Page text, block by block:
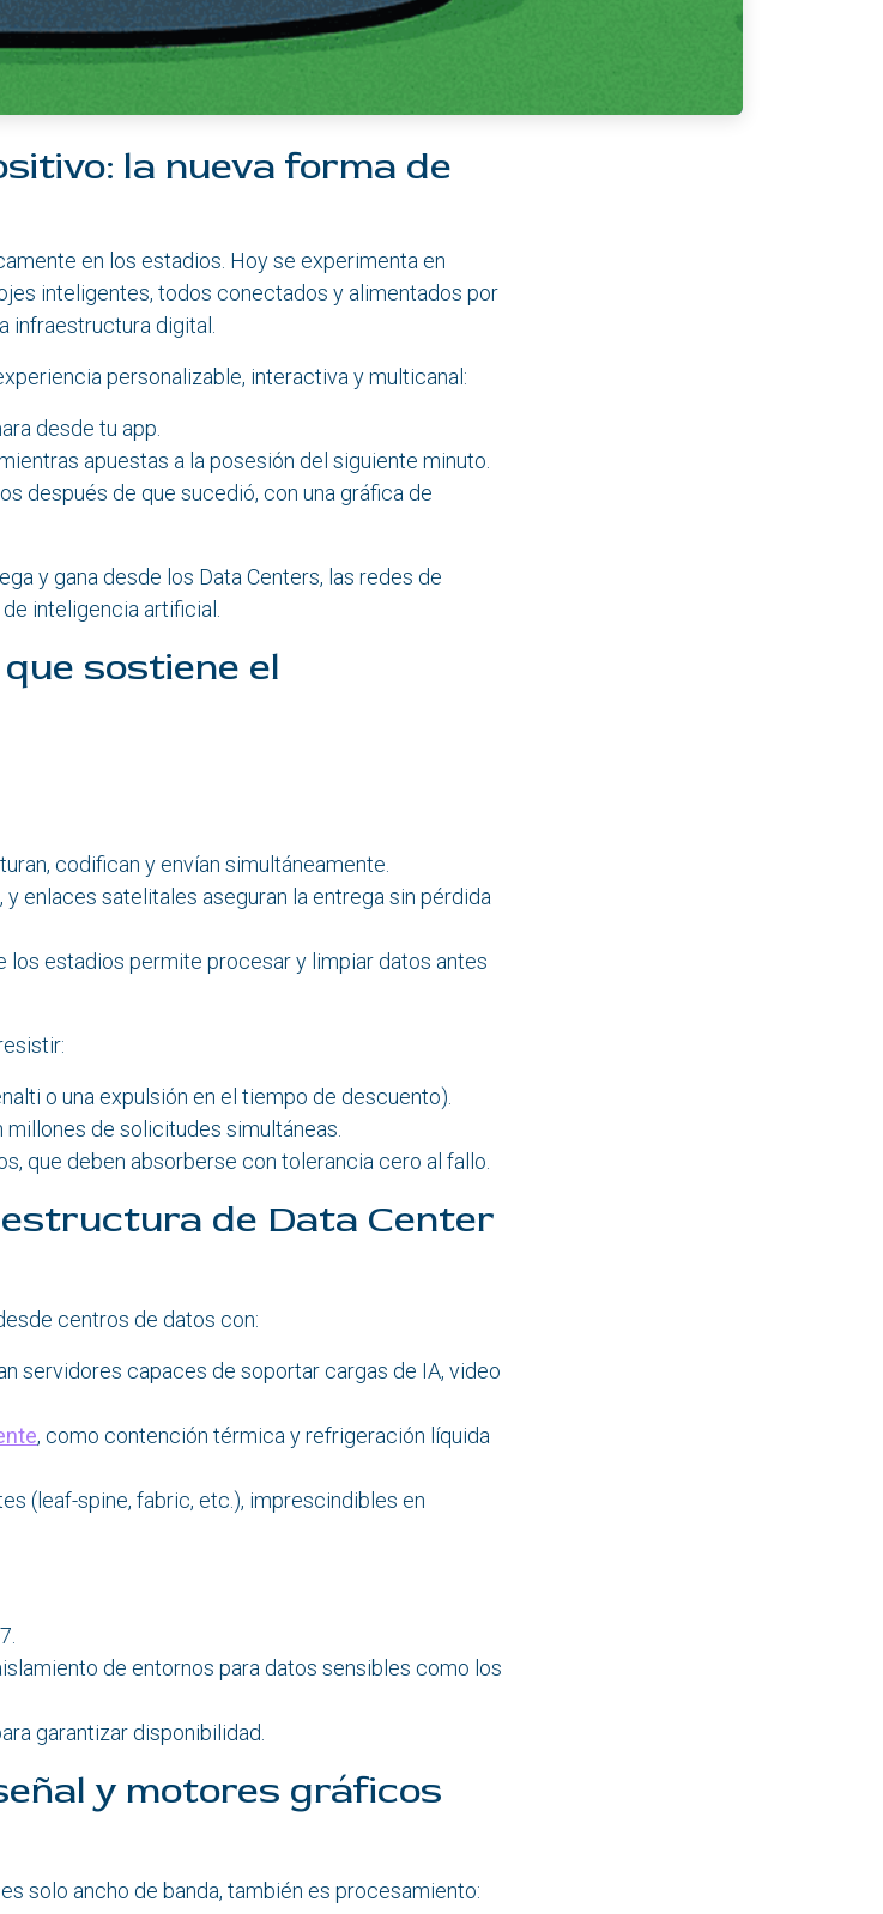
la nueva forma de
en los estadios. Hoy se experimenta en
inteligentes, todos conectados y alimentados por
infraestructura digital.
personalizable, interactiva y multicanal:
desde tu app.
apuestas a la posesión del siguiente minuto.
después de que sucedió, con una gráfica de
y gana desde los Data Centers, las redes de
inteligencia artificial.
sostiene el
codifican y envían simultáneamente.
y enlaces satelitales aseguran la entrega sin pérdida
los estadios permite procesar y limpiar datos antes
o una expulsión en el tiempo de descuento).
de solicitudes simultáneas.
que deben absorberse con tolerancia cero al fallo.
de Data Center
centros de datos con:
servidores capaces de soportar cargas de IA, video
, como contención térmica y refrigeración líquida
(leaf-spine, fabric, etc.), imprescindibles en
de entornos para datos sensibles como los
garantizar disponibilidad.
y motores gráficos
solo ancho de banda, también es procesamiento: